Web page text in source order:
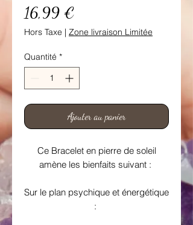
16,99 €
Hors Taxe | Zone livraison Limitée
Quantité *
Ajouter au panier
Ce Bracelet en pierre de soleil
amène les bienfaits suivant :
Sur le plan psychique et énergétique
: